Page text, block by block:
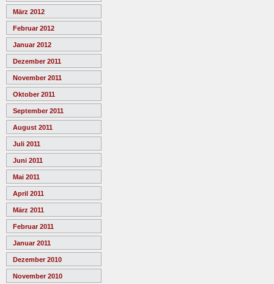
März 2012
Februar 2012
Januar 2012
Dezember 2011
November 2011
Oktober 2011
September 2011
August 2011
Juli 2011
Juni 2011
Mai 2011
April 2011
März 2011
Februar 2011
Januar 2011
Dezember 2010
November 2010